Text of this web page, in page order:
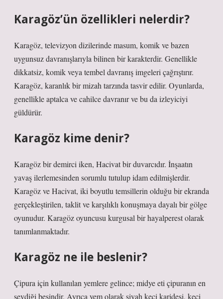
Karagöz’ün özellikleri nelerdir?
Karagöz, televizyon dizilerinde masum, komik ve bazen
uygunsuz davranışlarıyla bilinen bir karakterdir. Genellikle
dikkatsiz, komik veya tembel davranış imgeleri çağrıştırır.
Karagöz, karanlık bir mizah tarzında tasvir edilir. Oyunlarda,
genellikle aptalca ve cahilce davranır ve bu da izleyiciyi
güldürür.
Karagöz kime denir?
Karagöz bir demirci iken, Hacivat bir duvarcıdır. İnşaatın
yavaş ilerlemesinden sorumlu tutulup idam edilmişlerdir.
Karagöz ve Hacivat, iki boyutlu temsillerin olduğu bir ekranda
gerçekleştirilen, taklit ve karşılıklı konuşmaya dayalı bir gölge
oyunudur. Karagöz oyuncusu kurgusal bir hayalperest olarak
tanımlanmaktadır.
Karagöz ne ile beslenir?
Çipura için kullanılan yemlere gelince; midye eti çipuranın en
sevdiği besindir. Ayrıca yem olarak siyah keçi karidesi, keçi